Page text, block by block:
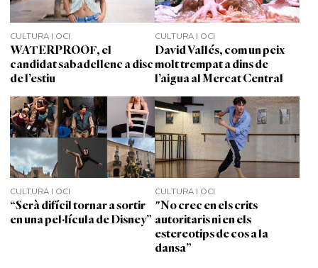
CULTURA I OCI
WATERPROOF, el
candidat sabadellenc a disc
de l’estiu
CULTURA I OCI
David Vallés, com un peix
molt trempat a dins de
l’aigua al Mercat Central
CULTURA I OCI
“Serà difícil tornar a sortir
en una pel·lícula de Disney”
CULTURA I OCI
"No crec en els crits
autoritaris ni en els
estereotips de cos a la
dansa”